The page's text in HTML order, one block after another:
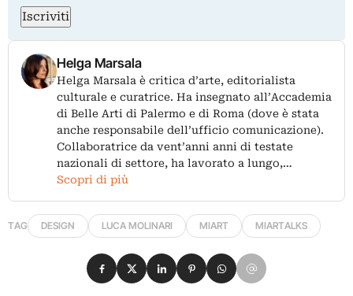
Iscriviti
Helga Marsala
Helga Marsala è critica d’arte, editorialista
culturale e curatrice. Ha insegnato all’Accademia
di Belle Arti di Palermo e di Roma (dove è stata
anche responsabile dell’ufficio comunicazione).
Collaboratrice da vent’anni anni di testate
nazionali di settore, ha lavorato a lungo,…
Scopri di più
TAG DESIGN LUCA MOLINARI MIART MIARTALKS
Condividi su Facebook
Condividi su X
Condividi su LinkedIn
Condividi su Pinterest
Condividi su WhatsApp
Condividi su Email